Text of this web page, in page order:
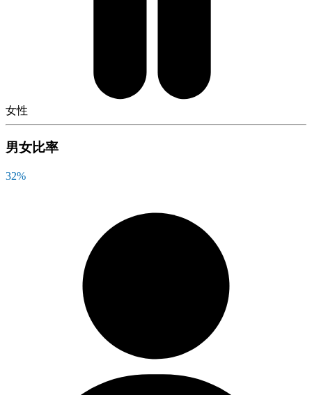
女性
男女比率
32%